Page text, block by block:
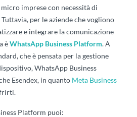
imprese con necessità di
per le aziende che vogliono
e integrare la comunicazione
èWhatsApp Business Platform. A
che è pensata per la gestione
WhatsApp Business
Esendex, in quanto Meta Business
Platform puoi: